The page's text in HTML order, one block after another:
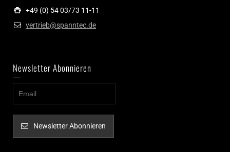
+49 (0) 54 03/73 11-11
vertrieb@spanntec.de
Newsletter Abonnieren
Newsletter Abonnieren